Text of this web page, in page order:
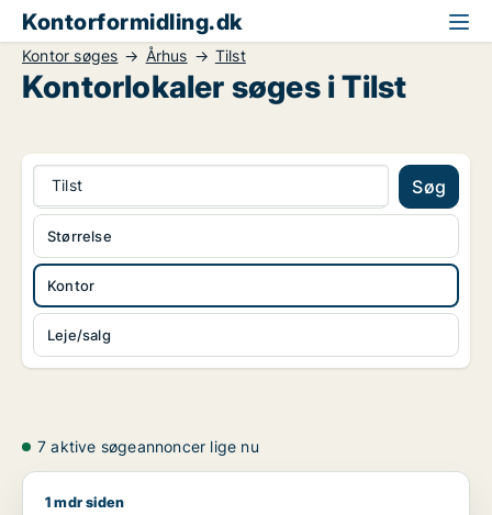
Kontorformidling.dk
Kontor søges Århus Tilst
Kontorlokaler søges i Tilst
Tilst Søg
Kontor
Leje/salg
Størrelse
7 aktive søgeannoncer lige nu
Jeg søger kontor, lager, værksted, butik, produktionslokaler
1 mdr siden